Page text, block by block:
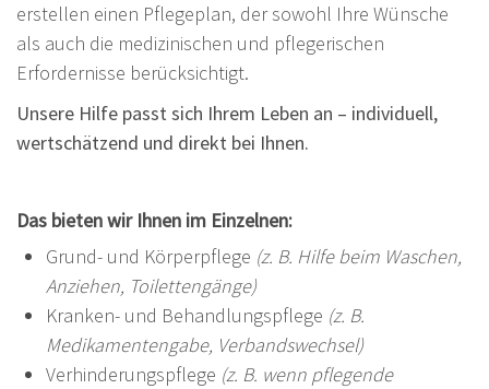
erstellen einen Pflegeplan, der sowohl Ihre Wünsche
als auch die medizinischen und pflegerischen
Erfordernisse berücksichtigt.
Unsere Hilfe passt sich Ihrem Leben an – individuell,
wertschätzend und direkt bei Ihnen.
Das bieten wir Ihnen im Einzelnen:
Grund- und Körperpflege (z. B. Hilfe beim Waschen,
Anziehen, Toilettengänge)
Kranken- und Behandlungspflege (z. B.
Medikamentengabe, Verbandswechsel)
Verhinderungspflege (z. B. wenn pflegende